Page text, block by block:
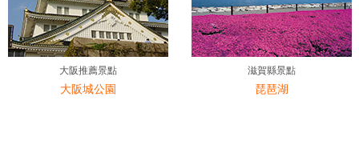
大阪推薦景點
大阪城公園
滋賀縣景點
琵琶湖